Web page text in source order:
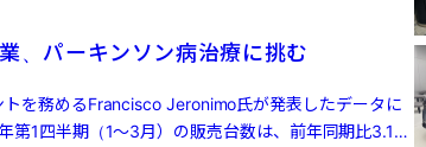
、パーキンソン病治療に挑む
を務めるFrancisco Jeronimo氏が発表したデータに
1四半期（1～3月）の販売台数は、前年同期比3.1%